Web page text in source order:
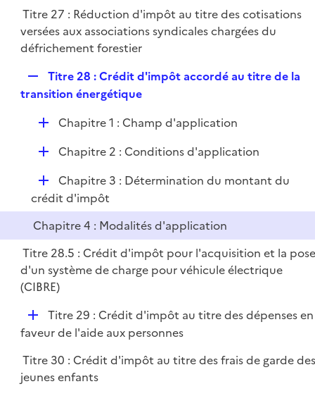
l
i
e
Titre 27 : Réduction d'impôt au titre des cotisations
versées aux associations syndicales chargées du
défrichement forestier
e
l
i
e
r
Titre 28 : Crédit d'impôt accordé au titre de la
transition énergétique
D
i
e
r
Chapitre 1 : Champ d'application
D
l
e
r
Chapitre 2 : Conditions d'application
D
é
p
l
i
e
r
Chapitre 3 : Détermination du montant du
crédit d'impôt
Chapitre 4 : Modalités d'application
Titre 28.5 : Crédit d'impôt pour l'acquisition et la
d'un système de charge pour véhicule électrique
(CIBRE)
D
é
l
i
Titre 29 : Crédit d'impôt au titre des dépenses en
faveur de l'aide aux personnes
Titre 30 : Crédit d'impôt au titre des frais de garde
jeunes enfants